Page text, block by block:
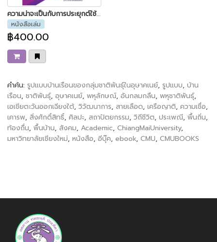
ความน่าจะเป็นกับการประยุกต์ใช้ในการอนุมานเชิงสถิติ
หนังสือเล่ม
฿400.00
คำค้น: รูปแบบบ้านเรือนของกลุ่มชาติพันธุ์ในอุษาคเนย์, รูปแบบ, บ้าน
เรือน, ชาติพันธ์ุ, อุษาคเนย์, พหุลักษณ์, อันกลมกลืน, พหุชาติพันธ์ุ,
เอเชียตะวันออกเฉียงใต้, วิวัฒนาการ, สายเลือด, เครือญาติ, ความเชื่อ,
เคารพ, สิ่งศักดิ์สิทธิ์, ศิลปะ, สถาปัตยกรรม, วิถีชีวิต, ประเพณี, พื้นถิ่น,
ท้องถื่น, พื้นบ้าน, สังคม, Academic, ChiangMaiUniversity,
มหาวิทยาลัยเชียงใหม่, หนังสือ, อีบุ๊ค, ebook, CMU, CMUBOOKS